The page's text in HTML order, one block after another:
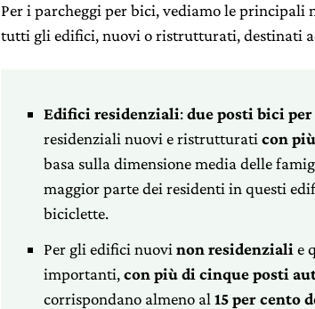
Per i parcheggi per bici, vediamo le principali
tutti gli edifici, nuovi o ristrutturati, destinati
Edifici residenziali:due posti bici
residenziali nuovi e ristrutturati con
basa sulla dimensione media delle
maggior parte dei residenti in questi
biciclette.
Per gli edifici nuovi non residenziali e
importanti,con più di cinque posti
corrispondano almeno al 15 per cento